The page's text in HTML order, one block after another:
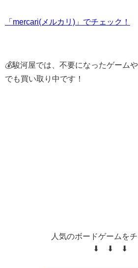
「mercari(メルカリ)」でチェック！
💰駿河屋では、不要になったゲーム
でも買い取り中です！
人気のボードゲームをチ
⬇ ⬇ ⬇